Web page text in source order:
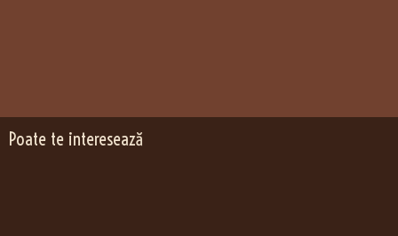
Poate te interesează